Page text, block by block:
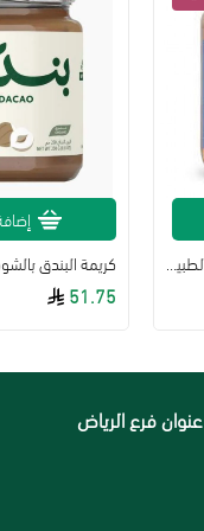
51.75
عنوان فرع الرياض